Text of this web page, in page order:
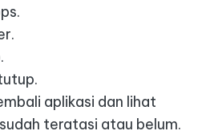
aplikasi dan lihat
teratasi atau belum.